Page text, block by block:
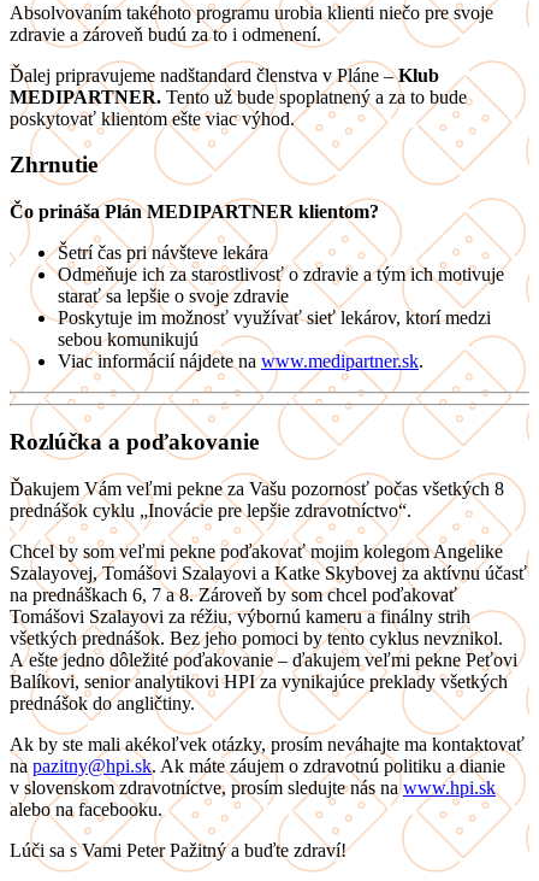
Absolvovaním takéhoto programu urobia klienti niečo pre svoje
zdravie a zároveň budú za to i odmenení.
Ďalej pripravujeme nadštandard členstva v Pláne –Klub
MEDIPARTNER. Tento už bude spoplatnený a za to bude
poskytovať klientom ešte viac výhod.
Zhrnutie
Čo prináša Plán MEDIPARTNER klientom?
Šetrí čas pri návšteve lekára
Odmeňuje ich za starostlivosť o zdravie a tým ich motivuje
starať sa lepšie o svoje zdravie
Poskytuje im možnosť využívať sieť lekárov, ktorí medzi
sebou komunikujú
Viac informácií nájdete na www.medipartner.sk.
Rozlúčka a poďakovanie
Ďakujem Vám veľmi pekne za Vašu pozornosť počas všetkých 8
prednášok cyklu „Inovácie pre lepšie zdravotníctvo“.
Chcel by som veľmi pekne poďakovať mojim kolegom Angelike
Szalayovej, Tomášovi Szalayovi a Katke Skybovej za aktívnu účasť
na prednáškach 6, 7 a 8. Zároveň by som chcel poďakovať
Tomášovi Szalayovi za réžiu, výbornú kameru a finálny strih
všetkých prednášok. Bez jeho pomoci by tento cyklus nevznikol.
A ešte jedno dôležité poďakovanie – ďakujem veľmi pekne Peťovi
Balíkovi, senior analytikovi HPI za vynikajúce preklady všetkých
prednášok do angličtiny.
Ak by ste mali akékoľvek otázky, prosím neváhajte ma kontaktovať
napazitny@hpi.sk. Ak máte záujem o zdravotnú politiku a dianie
v slovenskom zdravotníctve, prosím sledujte nás nawww.hpi.sk
alebo na facebooku.
Lúči sa s Vami Peter Pažitný a buďte zdraví!